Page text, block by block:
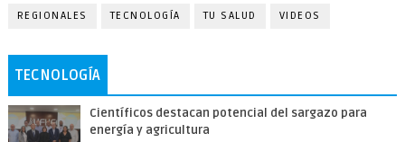
REGIONALES TECNOLOGÍA TU SALUD VIDEOS
TECNOLOGÍA
Científicos destacan potencial del sargazo para
energía y agricultura